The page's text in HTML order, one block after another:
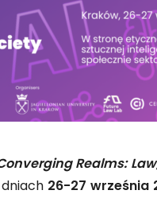
Realms:
26-27 września